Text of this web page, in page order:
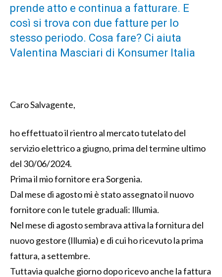
prende atto e continua a fatturare. E
così si trova con due fatture per lo
stesso periodo. Cosa fare? Ci aiuta
Valentina Masciari di Konsumer Italia
Caro Salvagente,
ho effettuato il rientro al mercato tutelato del
servizio elettrico a giugno, prima del termine ultimo
del 30/06/2024.
Prima il mio fornitore era Sorgenia.
Dal mese di agosto mi è stato assegnato il nuovo
fornitore con le tutele graduali: Illumia.
Nel mese di agosto sembrava attiva la fornitura del
nuovo gestore (Illumia) e di cui ho ricevuto la prima
fattura, a settembre.
Tuttavia qualche giorno dopo ricevo anche la fattura